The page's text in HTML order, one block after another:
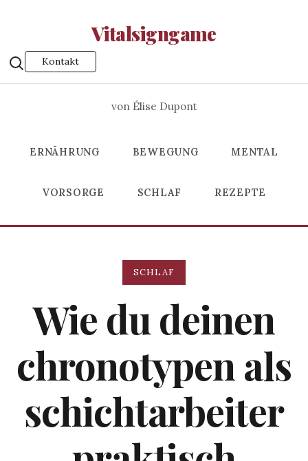
Vitalsigngame
Kontakt
von Élise Dupont
ERNÄHRUNG BEWEGUNG MENTAL
VORSORGE SCHLAF REZEPTE
SCHLAF
Wie du deinen
chronotypen als
schichtarbeiter